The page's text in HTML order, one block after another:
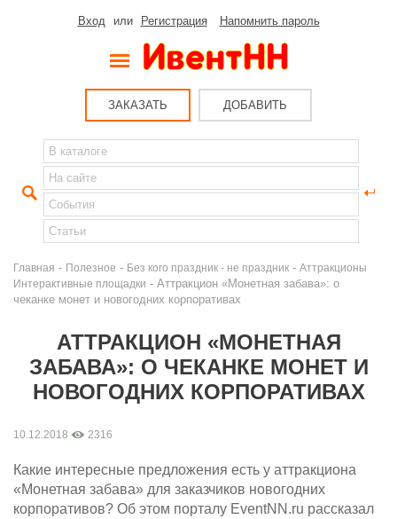
Вход или Регистрация Напомнить пароль
ЗАКАЗАТЬ ДОБАВИТЬ
Главная - Полезное - Без кого праздник - не праздник - Аттракционы
Интерактивные площадки - Аттракцион «Монетная забава»: о
чеканке монет и новогодних корпоративах
АТТРАКЦИОН «МОНЕТНАЯ
ЗАБАВА»: О ЧЕКАНКЕ МОНЕТ И
НОВОГОДНИХ КОРПОРАТИВАХ
10.12.2018 2316
Какие интересные предложения есть у аттракциона
«Монетная забава» для заказчиков новогодних
корпоративов? Об этом порталу EventNN.ru рассказал